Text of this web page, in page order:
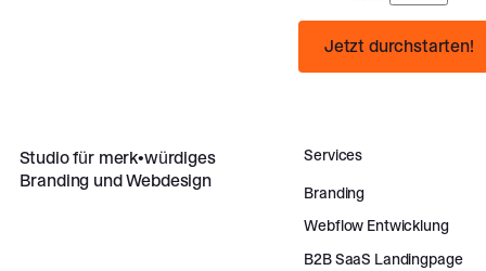
Jetzt durchstarten!
Jetzt durchstarten!
Studio für merk•würdiges
Branding und Webdesign
Services
Branding
Webflow Entwicklung
B2B SaaS Landingpage